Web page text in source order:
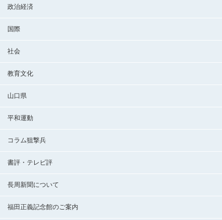
政治経済
国際
社会
教育文化
山口県
平和運動
コラム狙撃兵
書評・テレビ評
長周新聞について
福田正義記念館のご案内